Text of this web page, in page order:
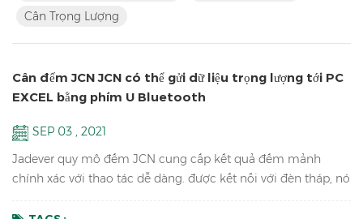
tích lũy Độ phân giải lên đến 1 / 15.000 (dung lượng cài đặt...
Cân Trọng Lượng
Cân đếm JCN JCN có thể gửi dữ liệu trọng lượng tới PC
EXCEL bằng phím U Bluetooth
SEP 03 , 2021
Jadever quy mô đếm JCN cung cấp kết quả đếm mảnh
chính xác với thao tác dễ dàng. được kết nối với đèn tháp, nó